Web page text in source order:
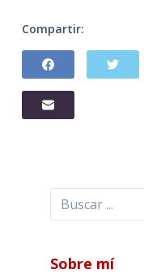
Compartir:
Buscar
Sobre mí